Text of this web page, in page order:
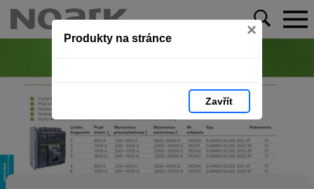
Produkty na stránce ×
Zavřít